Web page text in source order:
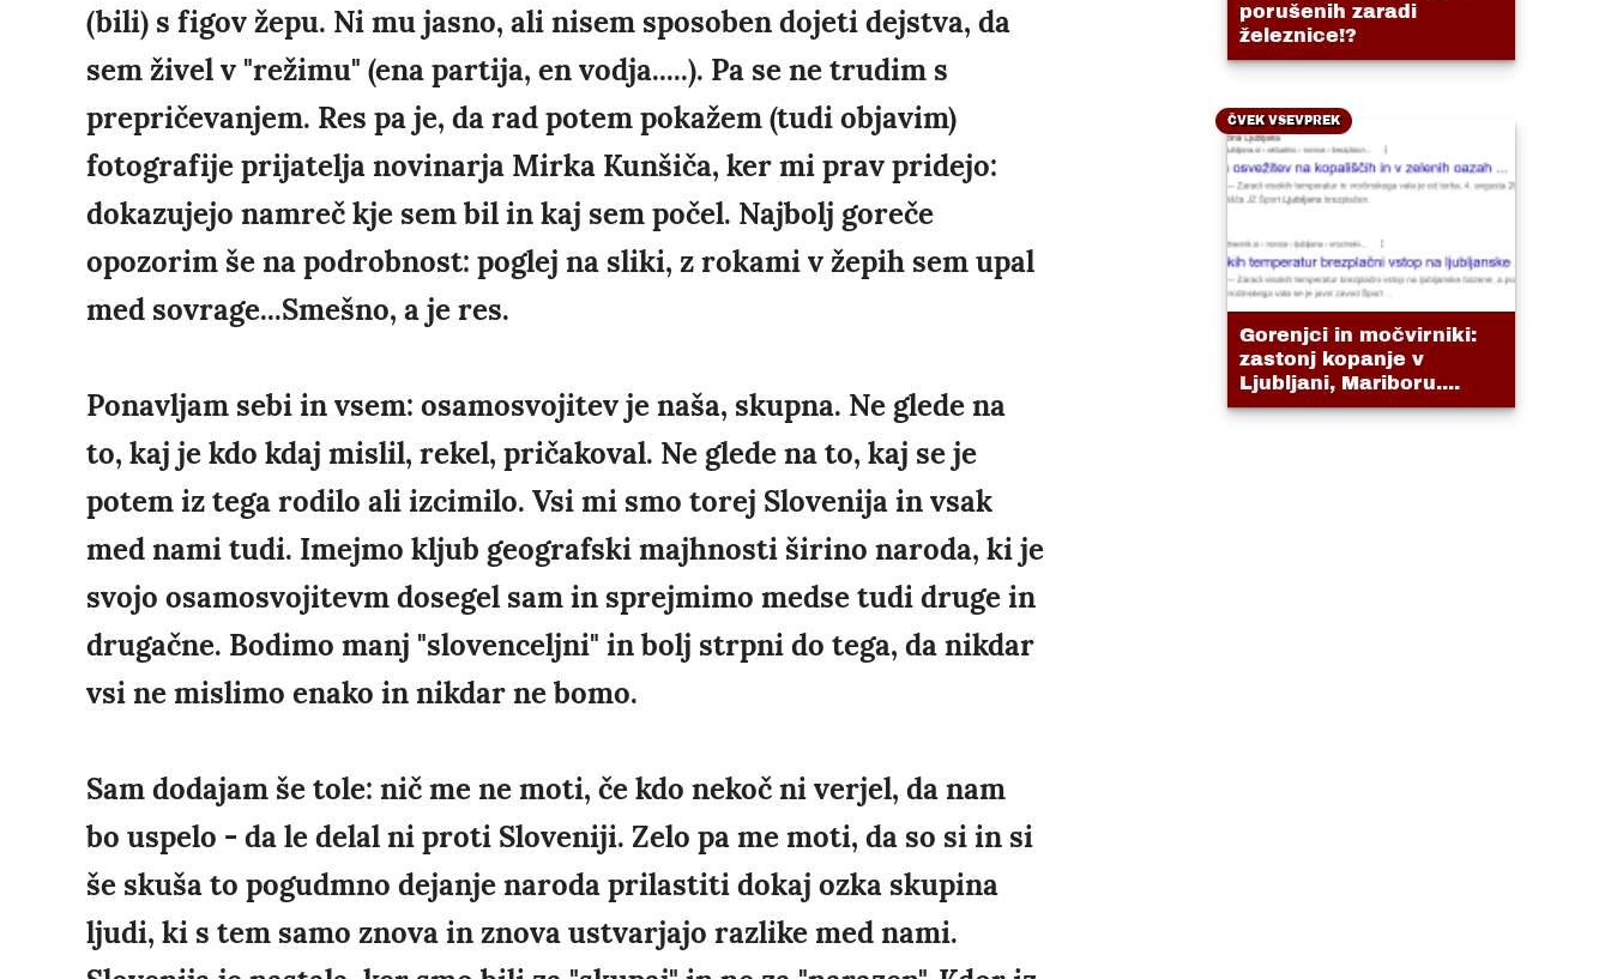
(bili) s figov žepu. Ni mu jasno, ali nisem sposoben dojeti dejstva, da
sem živel v "režimu" (ena partija, en vodja.....). Pa se ne trudim s
prepričevanjem. Res pa je, da rad potem pokažem (tudi objavim)
fotografije prijatelja novinarja Mirka Kunšiča, ker mi prav pridejo:
dokazujejo namreč kje sem bil in kaj sem počel. Najbolj goreče
opozorim še na podrobnost: poglej na sliki, z rokami v žepih sem upal
med sovrage...Smešno, a je res.
Ponavljam sebi in vsem: osamosvojitev je naša, skupna. Ne glede na
to, kaj je kdo kdaj mislil, rekel, pričakoval. Ne glede na to, kaj se je
potem iz tega rodilo ali izcimilo. Vsi mi smo torej Slovenija in vsak
med nami tudi. Imejmo kljub geografski majhnosti širino naroda, ki je
svojo osamosvojitevm dosegel sam in sprejmimo medse tudi druge in
drugačne. Bodimo manj "slovenceljni" in bolj strpni do tega, da nikdar
vsi ne mislimo enako in nikdar ne bomo.
Sam dodajam še tole: nič me ne moti, če kdo nekoč ni verjel, da nam
bo uspelo - da le delal ni proti Sloveniji. Zelo pa me moti, da so si in si
še skuša to pogudmno dejanje naroda prilastiti dokaj ozka skupina
ljudi, ki s tem samo znova in znova ustvarjajo razlike med nami.
porušenih zaradi
železnice!?
ČVEK VSEVPREK
Gorenjci in močvirniki:
zastonj kopanje v
Ljubljani, Mariboru....